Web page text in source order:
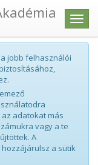
Menü
jobb felhasználói
adatokat más
vagy a te
A
a sütik